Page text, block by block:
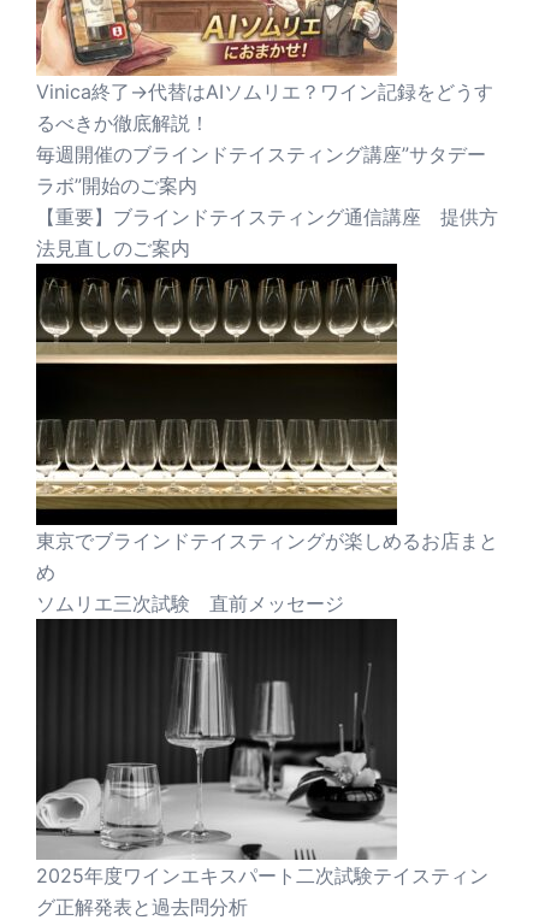
Vinica終了→代替はAIソムリエ？ワイン記録をどうす
るべきか徹底解説！
毎週開催のブラインドテイスティング講座”サタデー
ラボ”開始のご案内
【重要】ブラインドテイスティング通信講座 提供方
法見直しのご案内
東京でブラインドテイスティングが楽しめるお店まと
め
ソムリエ三次試験 直前メッセージ
2025年度ワインエキスパート二次試験テイスティン
グ正解発表と過去問分析